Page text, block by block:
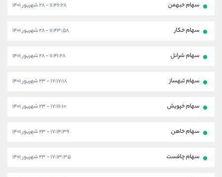
سهام خبهمن ۱۱:۴۶:۲۸ - ۲۸ شهریور ۱۴۰۱
سهام خکار ۱۱:۴۳:۵۸ - ۲۸ شهریور ۱۴۰۱
سهام شرانل ۱۱:۴۱:۲۸ - ۲۸ شهریور ۱۴۰۱
سهام ثبهساز ۱۷:۱۷:۱۸ - ۲۳ شهریور ۱۴۰۱
سهام خپویش ۱۷:۱۶:۱۰ - ۲۳ شهریور ۱۴۰۱
سهام خاهن ۱۷:۱۴:۳۹ - ۲۳ شهریور ۱۴۰۱
سهام چافست ۱۷:۱۳:۳۵ - ۲۳ شهریور ۱۴۰۱